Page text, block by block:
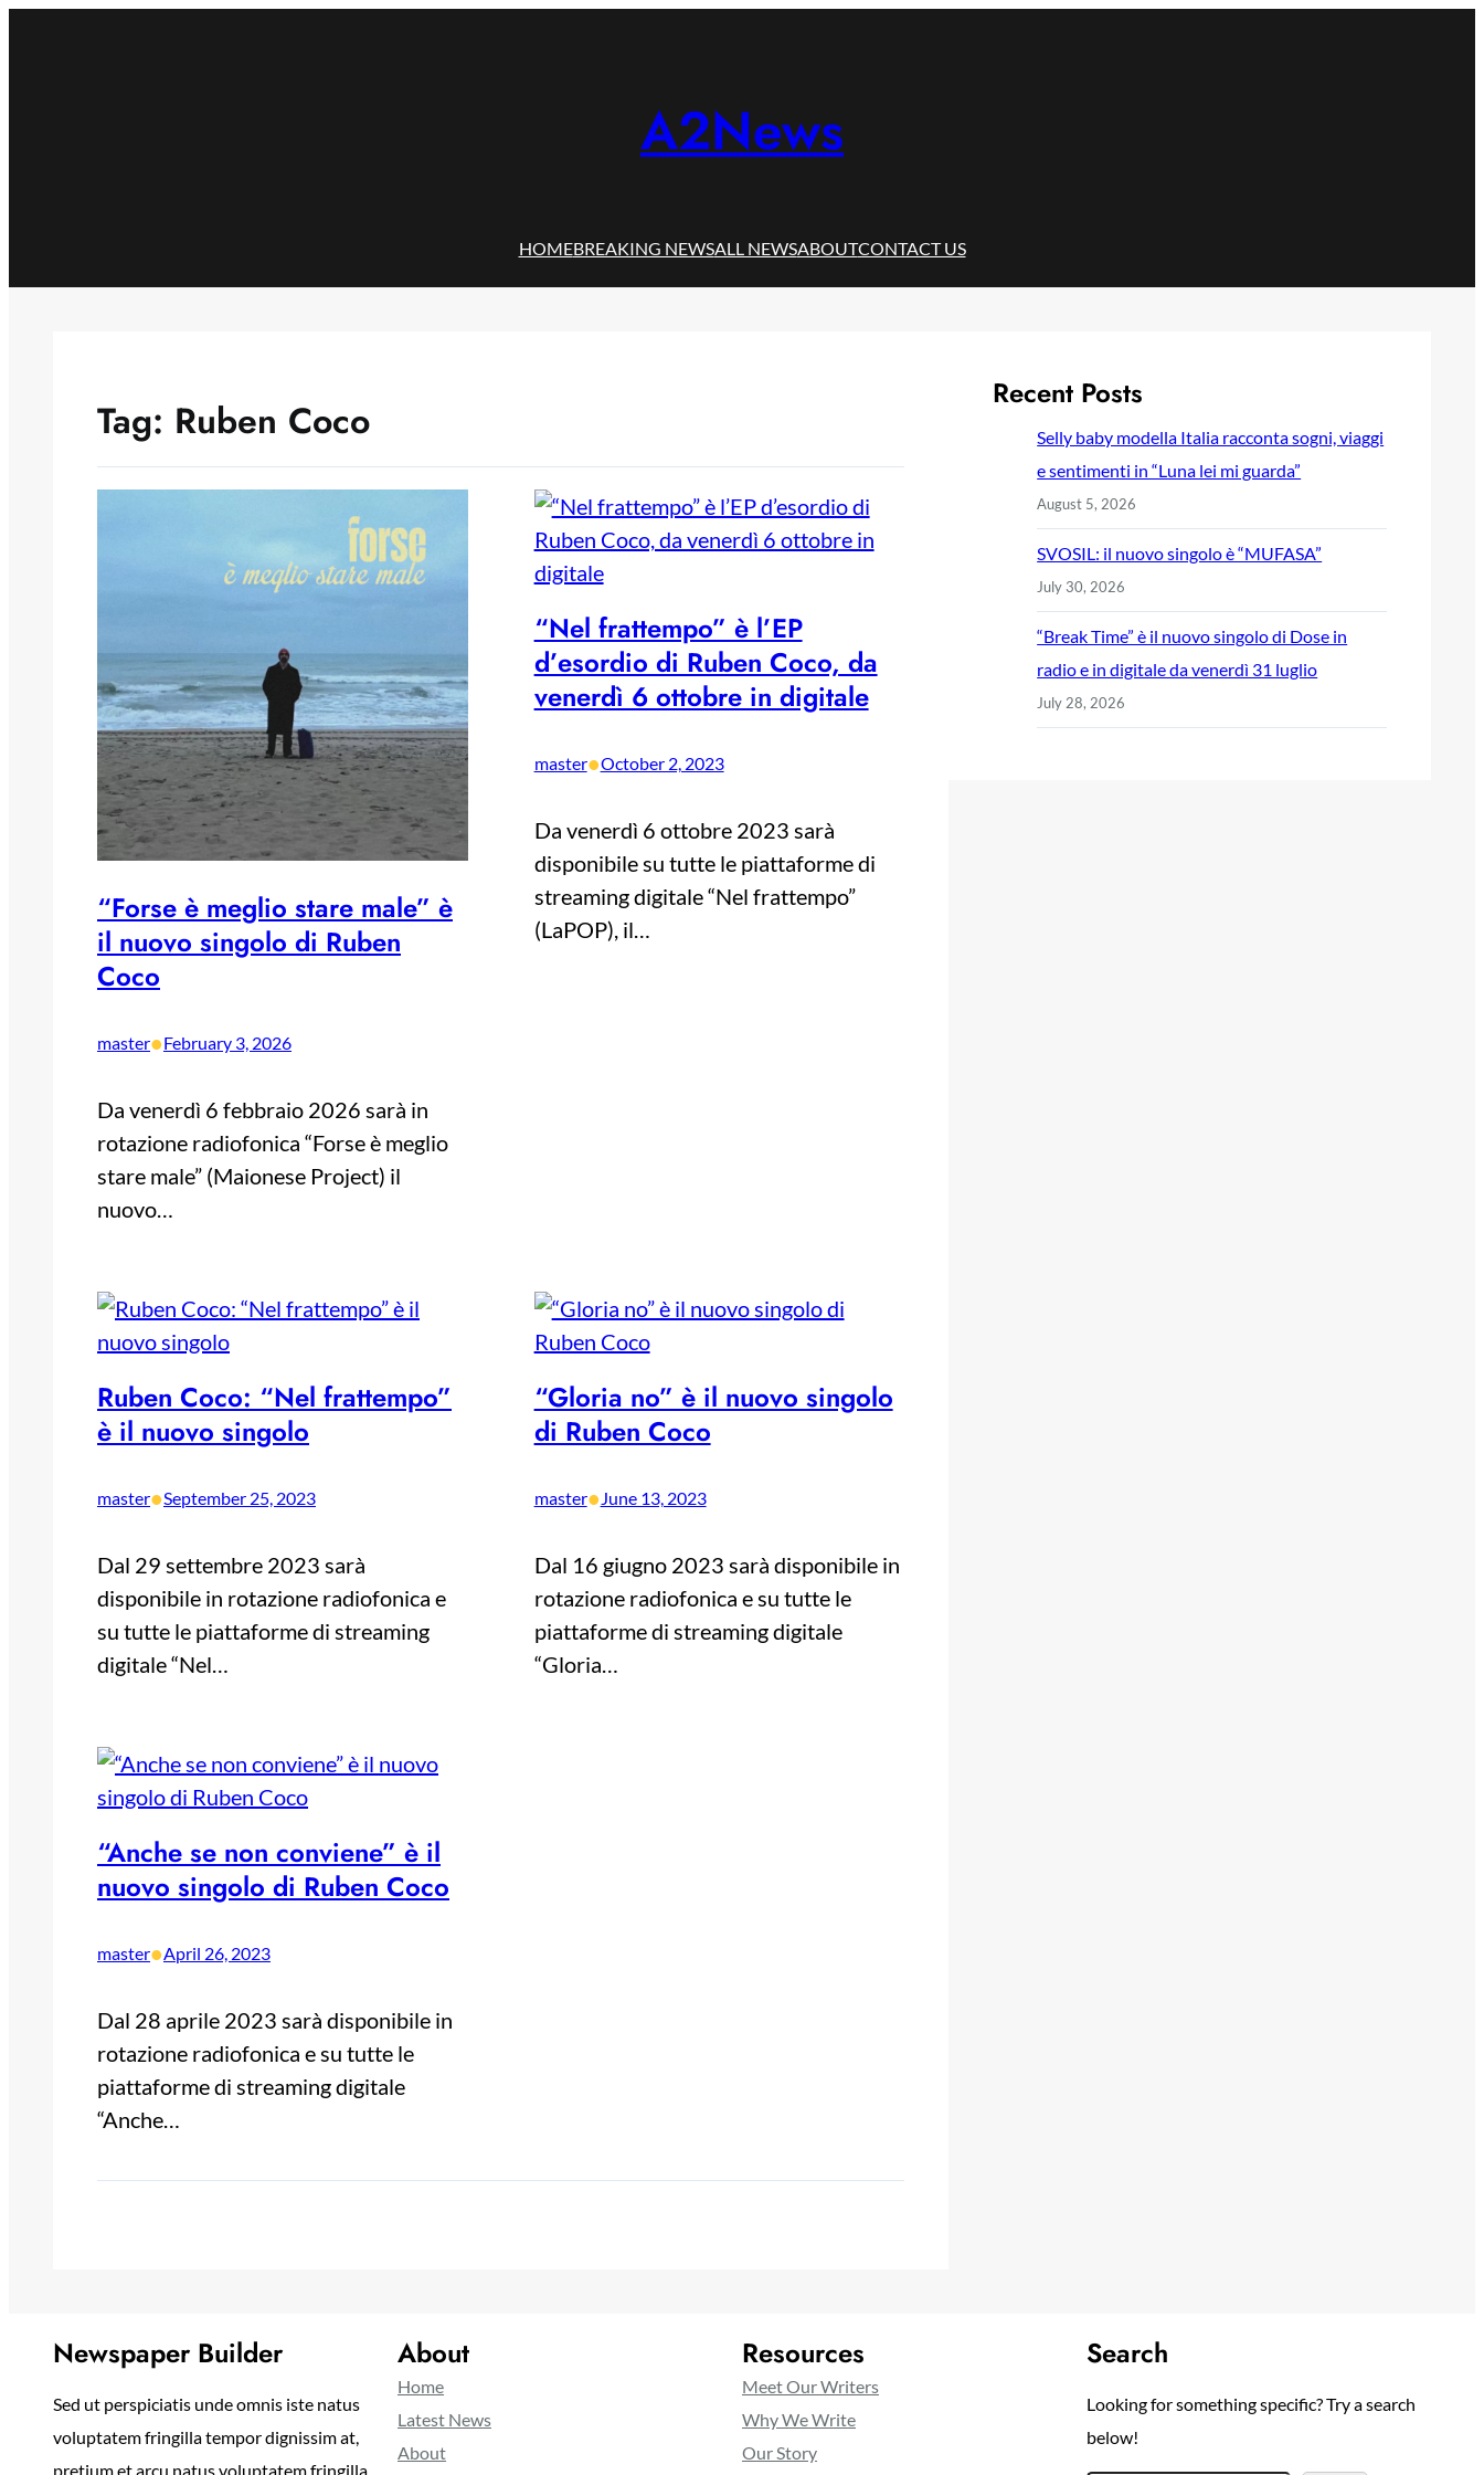
A2News
HOMEBREAKING NEWSALL NEWSABOUTCONTACT US
Tag: Ruben Coco
“Forse è meglio stare male” è
il nuovo singolo di Ruben
Coco
master•February 3, 2026
Da venerdì 6 febbraio 2026 sarà in
rotazione radiofonica “Forse è meglio
stare male” (Maionese Project) il
nuovo…
“Nel frattempo” è l’EP
d’esordio di Ruben Coco, da
venerdì 6 ottobre in digitale
master•October 2, 2023
Da venerdì 6 ottobre 2023 sarà
disponibile su tutte le piattaforme di
streaming digitale “Nel frattempo”
(LaPOP), il…
Ruben Coco: “Nel frattempo”
è il nuovo singolo
master•September 25, 2023
Dal 29 settembre 2023 sarà
disponibile in rotazione radiofonica e
su tutte le piattaforme di streaming
digitale “Nel…
“Gloria no” è il nuovo singolo
di Ruben Coco
master• June 13, 2023
Dal 16 giugno 2023 sarà disponibile in
rotazione radiofonica e su tutte le
piattaforme di streaming digitale
“Gloria…
“Anche se non conviene” è il
nuovo singolo di Ruben Coco
master•April 26, 2023
Dal 28 aprile 2023 sarà disponibile in
rotazione radiofonica e su tutte le
piattaforme di streaming digitale
“Anche…
Recent Posts
Selly baby modella Italia racconta sogni, viaggi
e sentimenti in “Luna lei mi guarda”
August 5, 2026
SVOSIL: il nuovo singolo è “MUFASA”
July 30, 2026
“Break Time” è il nuovo singolo di Dose in
radio e in digitale da venerdì 31 luglio
July 28, 2026
Newspaper Builder
Sed ut perspiciatis unde omnis iste natus
voluptatem fringilla tempor dignissim at,
pretium et arcu natus voluptatem fringilla.
About
Home
Latest News
About
Resources
Meet Our Writers
Why We Write
Our Story
Search
Looking for something specific? Try a search
below!